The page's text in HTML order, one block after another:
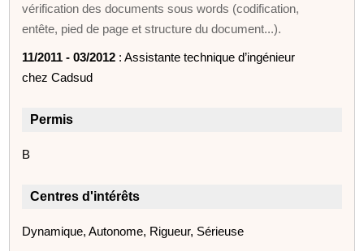
vérification des documents sous words (codification,
entête, pied de page et structure du document...).
11/2011 - 03/2012 : Assistante technique d’ingénieur
chez Cadsud
Permis
B
Centres d'intérêts
Dynamique, Autonome, Rigueur, Sérieuse